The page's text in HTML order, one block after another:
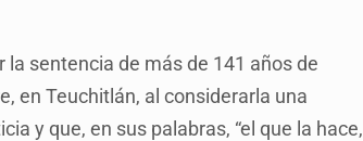
sentencia de más de 141 años de
en Teuchitlán, al considerarla una
y que, en sus palabras, “el que la hace,